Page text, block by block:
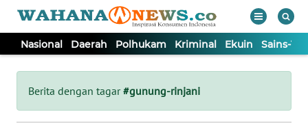
Nasional Daerah Polhukam Kriminal Ekuin Sains-
Berita dengan tagar#gunung-rinjani
Tutup
NASIONAL